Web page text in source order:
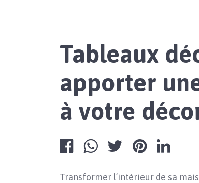
Tableaux
apporter
à votre
Transformer l’intérieur de sa